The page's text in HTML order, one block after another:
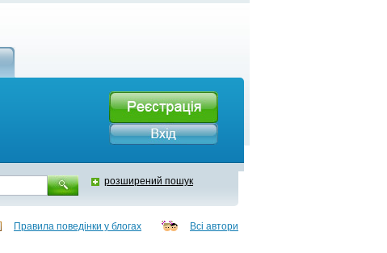
розширений пошук
Правила поведінки у блогах Всі автори